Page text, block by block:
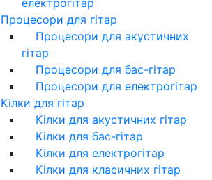
Процесори для гітар
Процесори для акустичних
гітар
Процесори для бас-гітар
Процесори для електрогітар
Кілки для гітар
Кілки для акустичних гітар
Кілки для бас-гітар
Кілки для електрогітар
Кілки для класичних гітар